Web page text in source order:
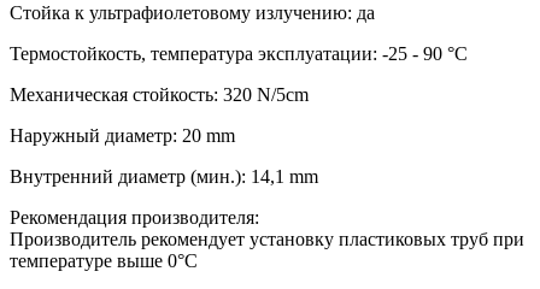
Стойка к ультрафиолетовому излучению: да
Термостойкость, температура эксплуатации: -25 - 90 °C
Механическая стойкость: 320 N/5cm
Наружный диаметр: 20 mm
Внутренний диаметр (мин.): 14,1 mm
Рекомендация производителя:
Производитель рекомендует установку пластиковых труб при
температуре выше 0°С